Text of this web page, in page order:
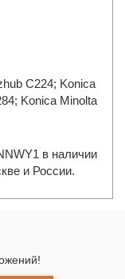
C224; Konica
Konica Minolta
в наличии
и России.